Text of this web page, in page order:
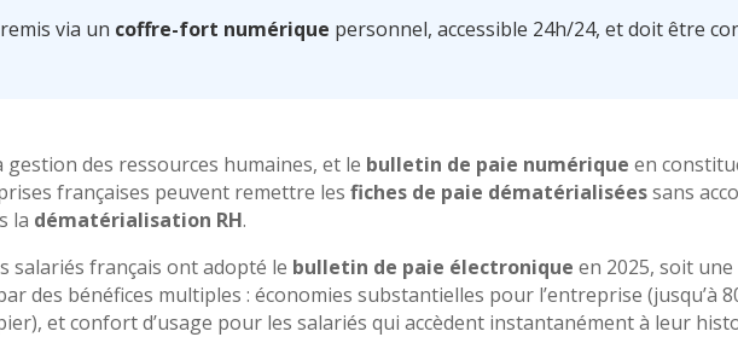
via un coffre-fort numérique personnel, accessible 24h/24, et doit être
des ressources humaines, et le bulletin de paie numérique en
françaises peuvent remettre lesfiches de paie dématérialiséessans
la dématérialisation RH.
salariés français ont adopté le bulletin de paie électronique en 2025, soit
des bénéfices multiples : économies substantielles pour l’entreprise (jusqu’à
et confort d’usage pour les salariés qui accèdent instantanément à leur